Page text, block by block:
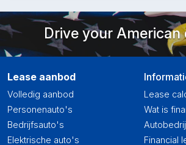
Drive your American
Lease aanbod
Volledig aanbod
Personenauto's
Bedrijfsauto's
Elektrische auto's
Lease
Wat is
Financial